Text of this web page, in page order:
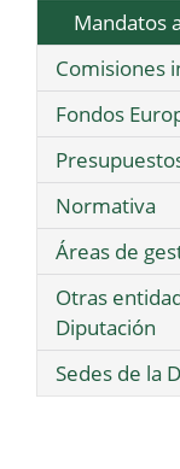
Mandatos
Comisiones
Fondos
Normativa
Áreas de
Otras
Diputación
Sedes de la